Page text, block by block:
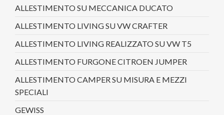
ALLESTIMENTO SU MECCANICA DUCATO
ALLESTIMENTO LIVING SU VW CRAFTER
ALLESTIMENTO LIVING REALIZZATO SU VW T5
ALLESTIMENTO FURGONE CITROEN JUMPER
ALLESTIMENTO CAMPER SU MISURA E MEZZI
SPECIALI
GEWISS